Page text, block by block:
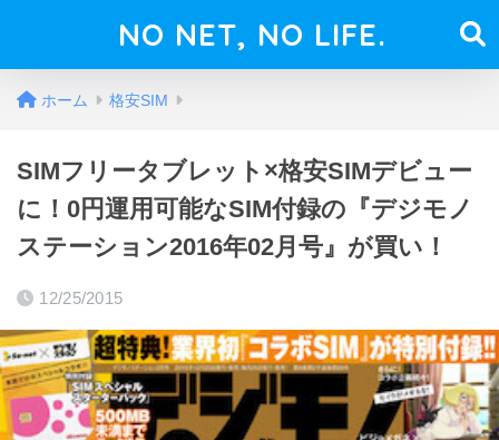
NO NET, NO LIFE.
ホーム 格安SIM
SIMフリータブレット×格安SIMデビュー
に！0円運用可能なSIM付録の『デジモノ
ステーション2016年02月号』が買い！
12/25/2015